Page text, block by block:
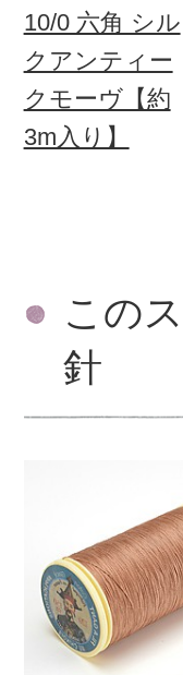
10/0 六角 シル
クアンティー
クモーヴ【約
3m入り】
この
針